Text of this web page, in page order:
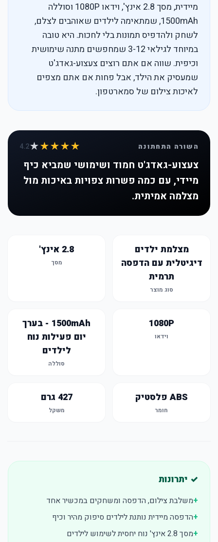
מיידית, מסך 2.8 אינץ', וידאו 1080P וסוללה
1500mAh, שמתאימה לילדים שאוהבים לצלם,
לשחק ולהדפיס תמונות בלי לחכות. היא טובה
במיוחד לגילאי 3-12 שמחפשים מתנה שימושית
וכיפית. שווה אם אתם רוצים צעצוע-גאדג'ט
שמעסיק את הילד, אבל פחות אם אתם מצפים
לאיכות צילום של סמארטפון.
השורה התחתונה ★★★★
★
4.2
צעצוע-גאדג'ט חמוד ושימושי שמביא כיף
מיידי, עם כמה פשרות צפויות באיכות מול
מצלמה אמיתית.
מצלמת ילדים
דיגיטלית עם הדפסה
תרמית
סוג מוצר
2.8 אינץ'
מסך
1080P
וידאו
1500mAh - בערך
יום פעילות נוח
לילדים
סוללה
ABS פלסטיק
חומר
427 גרם
משקל
✓ יתרונות
+משלבת צילום, הדפסה ומשחקים במכשיר אחד
+הדפסה מיידית נותנת לילדים סיפוק מהיר וכיף
+מסך 2.8 אינץ' נוח יחסית לשימוש לילדים